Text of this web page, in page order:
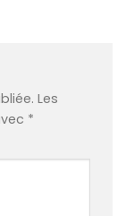
Les
*